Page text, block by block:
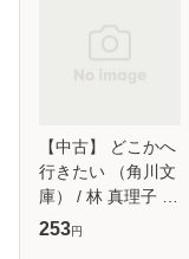
【中古】 どこかへ
行きたい （角川文
庫） / 林 真理子 /
角川書店 [文庫]
253円